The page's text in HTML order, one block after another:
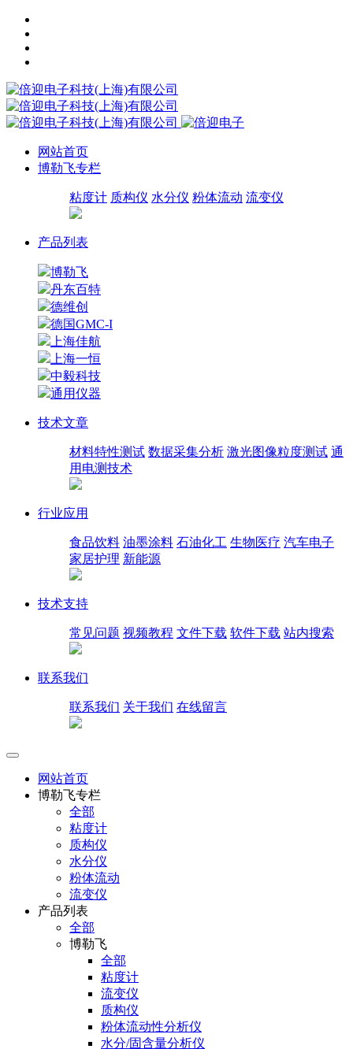
网站首页
博勒飞专栏
粘度计 质构仪 水分仪 粉体流动 流变仪
产品列表
博勒飞
丹东百特
德维创
德国GMC-I
上海佳航
上海一恒
中毅科技
通用仪器
技术文章
材料特性测试 数据采集分析 激光图像粒度测试 通
用电测技术
行业应用
食品饮料 油墨涂料 石油化工 生物医疗 汽车电子
家居护理 新能源
技术支持
常见问题 视频教程 文件下载 软件下载 站内搜索
联系我们
联系我们 关于我们 在线留言
网站首页
博勒飞专栏
全部
粘度计
质构仪
水分仪
粉体流动
流变仪
产品列表
全部
博勒飞
全部
粘度计
流变仪
质构仪
粉体流动性分析仪
水分/固含量分析仪